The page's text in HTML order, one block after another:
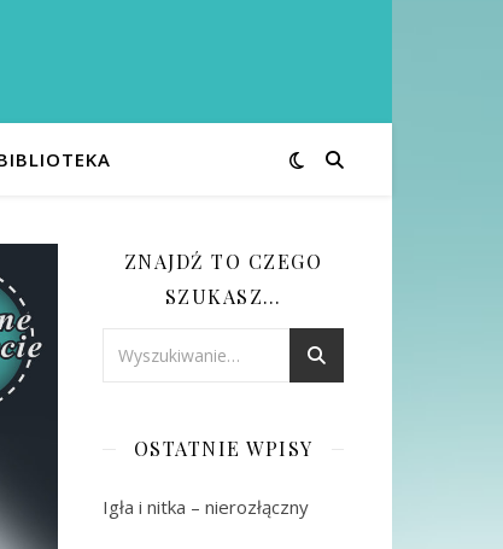
ZNAJDŹ TO CZEGO
SZUKASZ…
OSTATNIE WPISY
Igła i nitka – nierozłączny